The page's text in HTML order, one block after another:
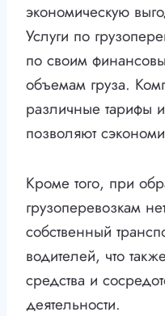
экономическую
Услуги по
по своим
объемам груза.
различные тарифы
позволяют
Кроме того, при
грузоперевозкам
собственный
водителей, что
средства и
деятельности.